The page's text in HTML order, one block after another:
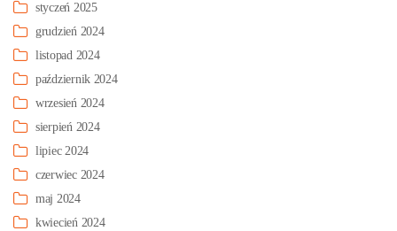
styczeń 2025
grudzień 2024
listopad 2024
październik 2024
wrzesień 2024
sierpień 2024
lipiec 2024
czerwiec 2024
maj 2024
kwiecień 2024